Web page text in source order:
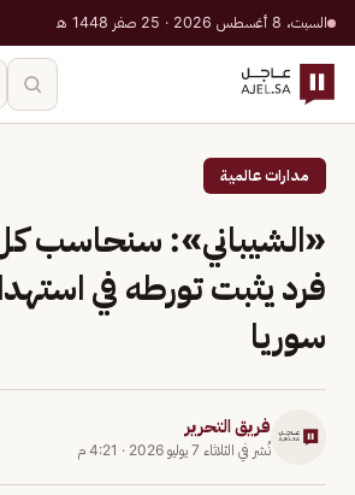
السبت، 8 أغسطس 2026 · 25 صفر 1448 هـ
مدارات عالمية
«الشيباني»: سنحاسب
فرد يثبت تورطه في
سوريا
فريق التحرير
نُشر في الثلاثاء 7 يوليو 2026 · 4:21 م